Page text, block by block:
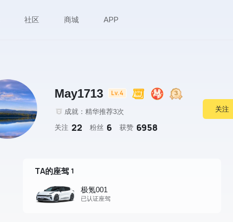
社区 商城 APP
May1713 Lv.4
成就：精华推荐3次
关注 22 粉丝 6 获赞 6958
关注
TA的座驾 1
极氪001
已认证座驾